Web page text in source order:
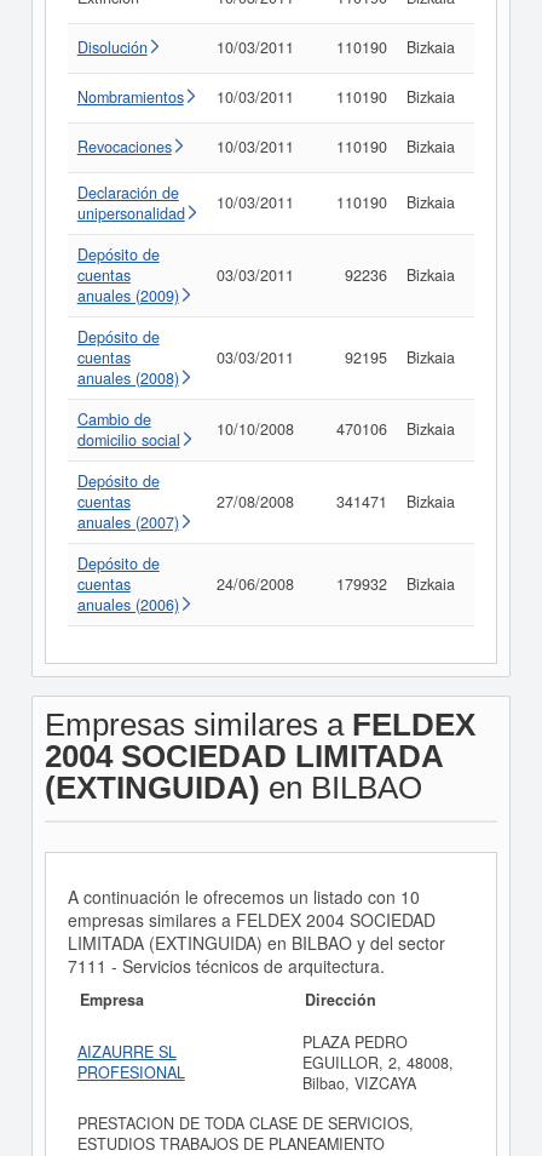
Disolución 10/03/2011 110190 Bizkaia
Nombramientos 10/03/2011 110190 Bizkaia
Revocaciones 10/03/2011 110190 Bizkaia
Declaración de
unipersonalidad
10/03/2011 110190 Bizkaia
Depósito de
cuentas
anuales (2009)
03/03/2011 92236 Bizkaia
Depósito de
cuentas
anuales (2008)
03/03/2011 92195 Bizkaia
Cambio de
domicilio social
10/10/2008 470106 Bizkaia
Depósito de
cuentas
anuales (2007)
27/08/2008 341471 Bizkaia
Depósito de
cuentas
anuales (2006)
24/06/2008 179932 Bizkaia
Empresas similares a FELDEX
2004 SOCIEDAD LIMITADA
(EXTINGUIDA) en BILBAO
A continuación le ofrecemos un listado con 10
empresas similares a FELDEX 2004 SOCIEDAD
LIMITADA (EXTINGUIDA) en BILBAO y del sector
7111 - Servicios técnicos de arquitectura.
Empresa Dirección
AIZAURRE SL
PROFESIONAL
PLAZA PEDRO
EGUILLOR, 2, 48008,
Bilbao, VIZCAYA
PRESTACION DE TODA CLASE DE SERVICIOS,
ESTUDIOS TRABAJOS DE PLANEAMIENTO